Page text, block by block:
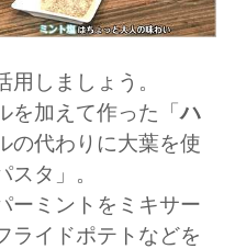
しましょう。
を加えて作った「ハ
の代わりに大葉を使
タ」。
ーミントをミキサー
ライドポテトなどを